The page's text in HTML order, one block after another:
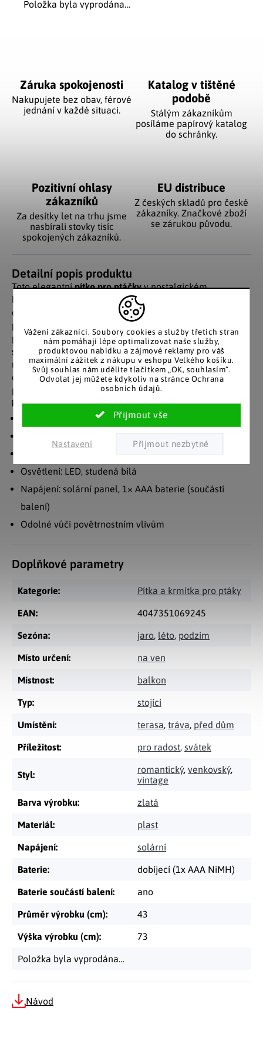
Vážení zákazníci. Soubory cookies a služby třetích stran
nám pomáhají lépe optimalizovat naše služby,
produktovou nabídku a zájmové reklamy pro váš
maximální zážitek z nákupu v eshopu Velkého košíku.
Svůj souhlas nám udělíte tlačítkem „OK, souhlasím“.
Odvolat jej můžete kdykoliv na stránce Ochrana
osobních údajů.
Nastavení
Položka byla vyprodána…
Záruka spokojenosti
Nakupujete bez obav, férové
jednání v každé situaci.
Katalog v tištěné
podobě
Stálým zákazníkům
posíláme papírový katalog
do schránky.
Pozitivní ohlasy
zákazníků
Za desítky let na trhu jsme
nasbírali stovky tisíc
spokojených zákazníků.
EU distribuce
Z českých skladů pro české
zákazníky. Značkové zboží
se zárukou původu.
Detailní popis produktu
Toto elegantnípítko pro ptáčkyv nostalgickém
bronzovém vzhledu přinese do zahrady život i příjemné
osvětlení. Prostorná miska vybízí opeřené návštěvníky k
pití i osvěžující koupeli, zatímco integrované
promění po setmění tutosolární dekoraciv působivý
světelný prvek. Díky solárnímu napájení se během dne
nabíjí sluneční energií a večer automaticky rozsvítí
chladně bílým světlem. Stylovádekorace na zahradu
potěší nejen milovníky ptáků.
Detaily:
Rozměry: Ø 43 × 73 cm
Materiál: polypropylen, polystyrol
Osvětlení: LED, studená bílá
Napájení: solární panel, 1× AAA baterie (součástí
balení)
Odolné vůči povětrnostním vlivům
Doplňkové parametry
Kategorie: Pítka a krmítka pro ptáky
EAN: 4047351069245
Sezóna: jaro, léto, podzim
Místo určení: na ven
Místnost: balkon
Typ: stojící
Umístění: terasa, tráva, před dům
Příležitost: pro radost, svátek
Styl: romantický, venkovský,
vintage
Barva výrobku: zlatá
Materiál: plast
Napájení: solární
Baterie: dobíjecí (1x AAA NiMH)
Baterie součástí balení: ano
Průměr výrobku (cm): 43
Výška výrobku (cm): 73
Položka byla vyprodána…
Návod